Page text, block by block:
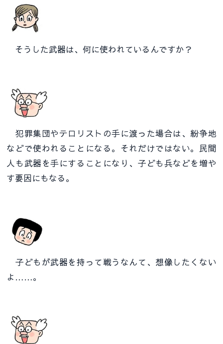
そうした武器は、何に使われているんですか？
犯罪集団やテロリストの手に渡った場合は、紛争地
などで使われることになる。それだけではない。民間
人も武器を手にすることになり、子ども兵などを増や
す要因にもなる。
子どもが武器を持って戦うなんて、想像したくない
よ……。